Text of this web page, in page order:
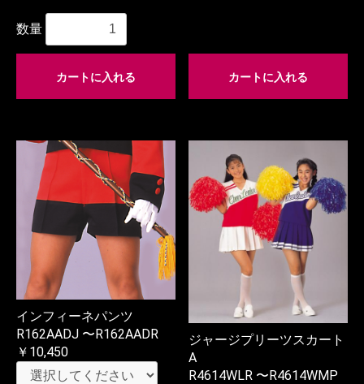
数量
カートに入れる カートに入れる
インフィーネパンツ
R162AADJ 〜R162AADR
￥10,450
ジャージプリーツスカート
A
R4614WLR 〜R4614WMP